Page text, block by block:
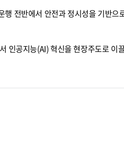
전반에서 안전과 정시성을 기반으
인공지능(AI) 혁신을 현장주도로 이